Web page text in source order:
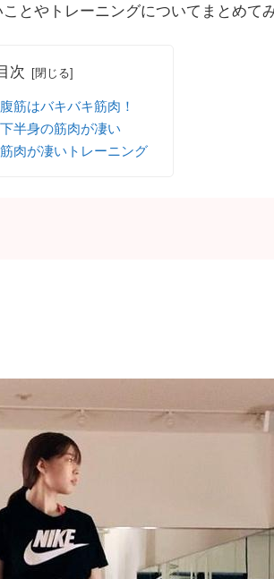
とやトレーニングについてまとめてみ
次
筋はバキバキ筋肉！
半身の筋肉が凄い
肉が凄いトレーニング